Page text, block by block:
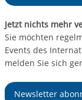
Jetzt nichts mehr
Sie möchten
Events des
melden Sie sich
Newsletter